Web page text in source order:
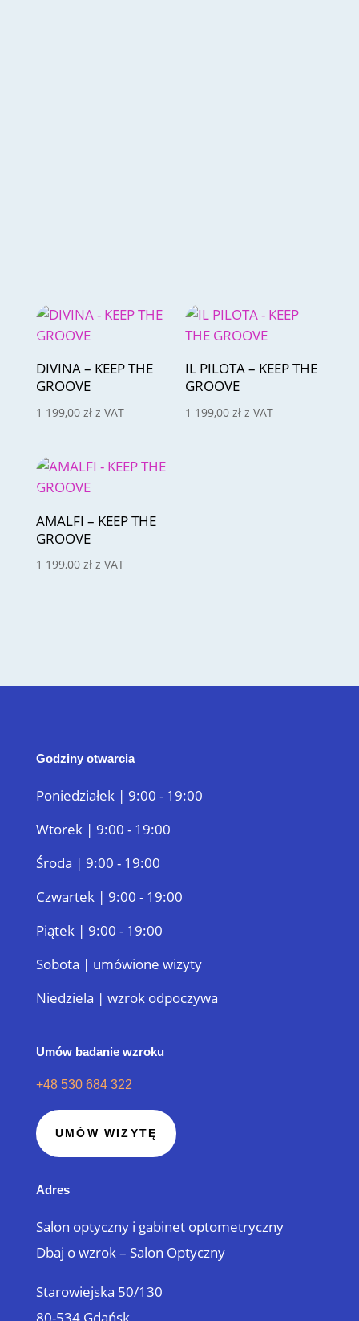
DIVINA – KEEP THE
GROOVE
1 199,00 zł z VAT
IL PILOTA – KEEP THE
GROOVE
1 199,00zł z VAT
AMALFI – KEEP THE
GROOVE
1 199,00 zł z VAT
Godziny otwarcia
Poniedziałek | 9:00 - 19:00
Wtorek | 9:00 - 19:00
Środa | 9:00 - 19:00
Czwartek | 9:00 - 19:00
Piątek | 9:00 - 19:00
Sobota | umówione wizyty
Niedziela | wzrok odpoczywa
Umów badanie wzroku
+48 530 684 322
UMÓW WIZYTĘ
Adres
Salon optyczny i gabinet optometryczny
Dbaj o wzrok – Salon Optyczny
Starowiejska 50/130